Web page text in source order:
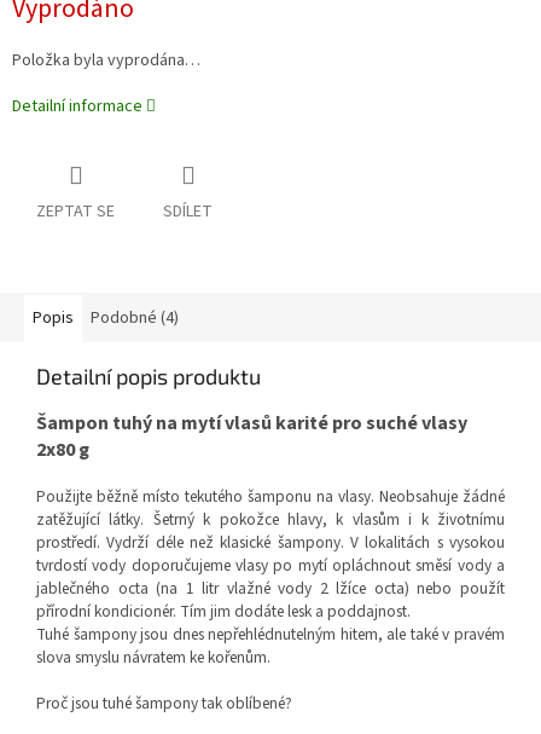
cena:
Vyprodáno
Položka byla vyprodána…
Detailní informace
ZEPTAT SE SDÍLET
Popis Podobné (4)
Detailní popis produktu
Šampon tuhý na mytí vlasů karité pro suché vlasy
2x80 g
Použijte běžně místo tekutého šamponu na vlasy. Neobsahuje žádné
zatěžující látky. Šetrný k pokožce hlavy, k vlasům i k životnímu
prostředí. Vydrží déle než klasické šampony. V lokalitách s vysokou
tvrdostí vody doporučujeme vlasy po mytí opláchnout směsí vody a
jablečného octa (na 1 litr vlažné vody 2 lžíce octa) nebo použít
přírodní kondicionér. Tím jim dodáte lesk a poddajnost.
Tuhé šampony jsou dnes nepřehlédnutelným hitem, ale také v pravém
slova smyslu návratem ke kořenům.
Proč jsou tuhé šampony tak oblíbené?